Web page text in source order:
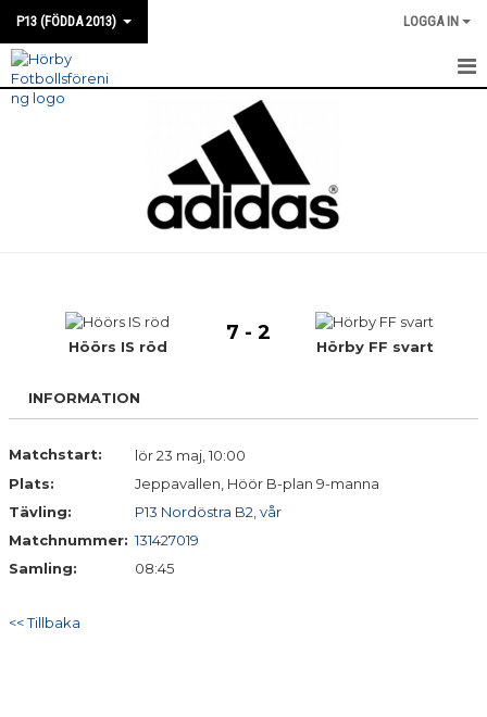
P13 (FÖDDA 2013) LOGGA IN
HEM
BILDGALLERI
DOKUMENT
Höörs IS röd
7 - 2
Hörby FF svart
INFORMATION
Matchstart:
lör 23 maj, 10:00
Plats:
Jeppavallen, Höör B-plan 9-manna
Tävling:
P13 Nordöstra B2, vår
Matchnummer: 131427019
Samling:
08:45
<< Tillbaka